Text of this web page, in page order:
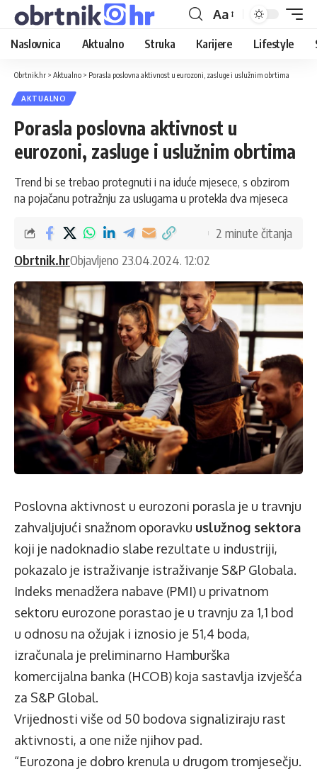
Aa
Naslovnica Aktualno Struka Karijere Lifestyle
Obrtnik.hr > Aktualno > Porasla poslovna aktivnost u eurozoni, zasluge i uslužnim obrtima
AKTUALNO
Porasla poslovna aktivnost u
eurozoni, zasluge i uslužnim obrtima
Trend bi se trebao protegnuti i na iduće mjesece, s obzirom
na pojačanu potražnju za uslugama u protekla dva mjeseca
Obrtnik.hrObjavljeno 23.04.2024. 12:02
2 minute čitanja
Poslovna aktivnost u eurozoni porasla je u travnju
zahvaljujući snažnom oporavku uslužnog sektora
koji je nadoknadio slabe rezultate u industriji,
pokazalo je istraživanje istraživanje S&P Globala.
Indeks menadžera nabave (PMI) u privatnom
sektoru eurozone porastao je u travnju za 1,1 bod
u odnosu na ožujak i iznosio je 51,4 boda,
izračunala je preliminarno Hamburška
komercijalna banka (HCOB) koja sastavlja izvješća
za S&P Global.
Vrijednosti više od 50 bodova signaliziraju rast
aktivnosti, a one niže njihov pad.
“Eurozona je dobro krenula u drugom tromjesečju.